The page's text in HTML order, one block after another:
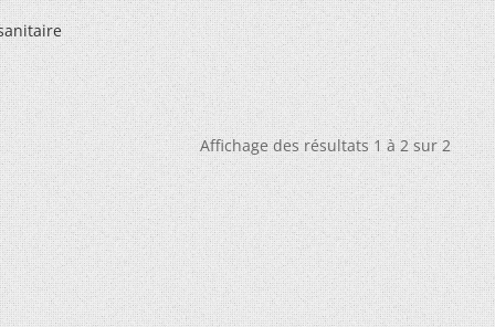
Affichage des résultats 1 à 2 sur 2